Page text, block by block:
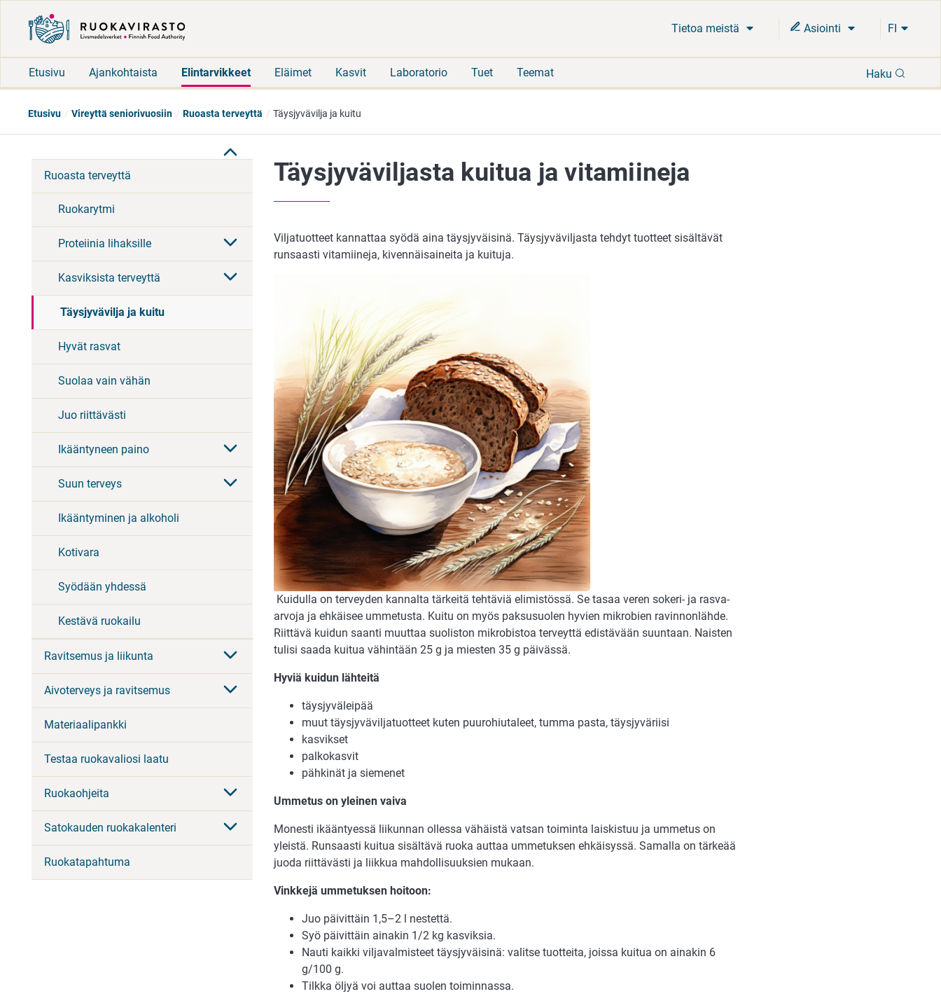
Tietoa meistä Asiointi FI
Etusivu Ajankohtaista Elintarvikkeet Eläimet Kasvit Laboratorio Tuet Teemat Haku
Etusivu Vireyttä seniorivuosiin Ruoasta terveyttä Täysjyvävilja ja kuitu
Ruoasta terveyttä
Ruokarytmi
Proteiinia lihaksille
Kasviksista terveyttä
Täysjyvävilja ja kuitu
Hyvät rasvat
Suolaa vain vähän
Juo riittävästi
Ikääntyneen paino
Suun terveys
Ikääntyminen ja alkoholi
Kotivara
Syödään yhdessä
Kestävä ruokailu
Ravitsemus ja liikunta
Aivoterveys ja ravitsemus
Materiaalipankki
Testaa ruokavaliosi laatu
Ruokaohjeita
Satokauden ruokakalenteri
Ruokatapahtuma
Täysjyväviljasta kuitua ja vitamiineja
Viljatuotteet kannattaa syödä aina täysjyväisinä. Täysjyväviljasta tehdyt tuotteet sisältävät
runsaasti vitamiineja, kivennäisaineita ja kuituja.
Kuidulla on terveyden kannalta tärkeitä tehtäviä elimistössä. Se tasaa veren sokeri- ja rasva-
arvoja ja ehkäisee ummetusta. Kuitu on myös paksusuolen hyvien mikrobien ravinnonlähde.
Riittävä kuidun saanti muuttaa suoliston mikrobistoa terveyttä edistävään suuntaan. Naisten
tulisi saada kuitua vähintään 25 g ja miesten 35 g päivässä.
Hyviä kuidun lähteitä
täysjyväleipää
muut täysjyväviljatuotteet kuten puurohiutaleet, tumma pasta, täysjyväriisi
kasvikset
palkokasvit
pähkinät ja siemenet
Ummetus on yleinen vaiva
Monesti ikääntyessä liikunnan ollessa vähäistä vatsan toiminta laiskistuu ja ummetus on
yleistä. Runsaasti kuitua sisältävä ruoka auttaa ummetuksen ehkäisyssä. Samalla on tärkeää
juoda riittävästi ja liikkua mahdollisuuksien mukaan.
Vinkkejä ummetuksen hoitoon:
Juo päivittäin 1,5–2 l nestettä.
Syö päivittäin ainakin 1/2 kg kasviksia.
Nauti kaikki viljavalmisteet täysjyväisinä: valitse tuotteita, joissa kuitua on ainakin 6
g/100 g.
Tilkka öljyä voi auttaa suolen toiminnassa.